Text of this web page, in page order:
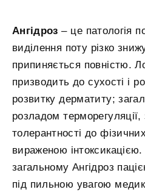
Ангідроз – це патологія
виділення поту різко
припиняється повністю.
призводить до сухості і
розвитку дерматиту;
розладом
толерантності до
вираженою
загальному Ангідроз
під пильною увагою